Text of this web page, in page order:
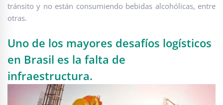
tránsito y no están consumiendo bebidas alcohólicas, entre
otras.
Uno de los mayores desafíos logísticos
en Brasil es la falta de
infraestructura.